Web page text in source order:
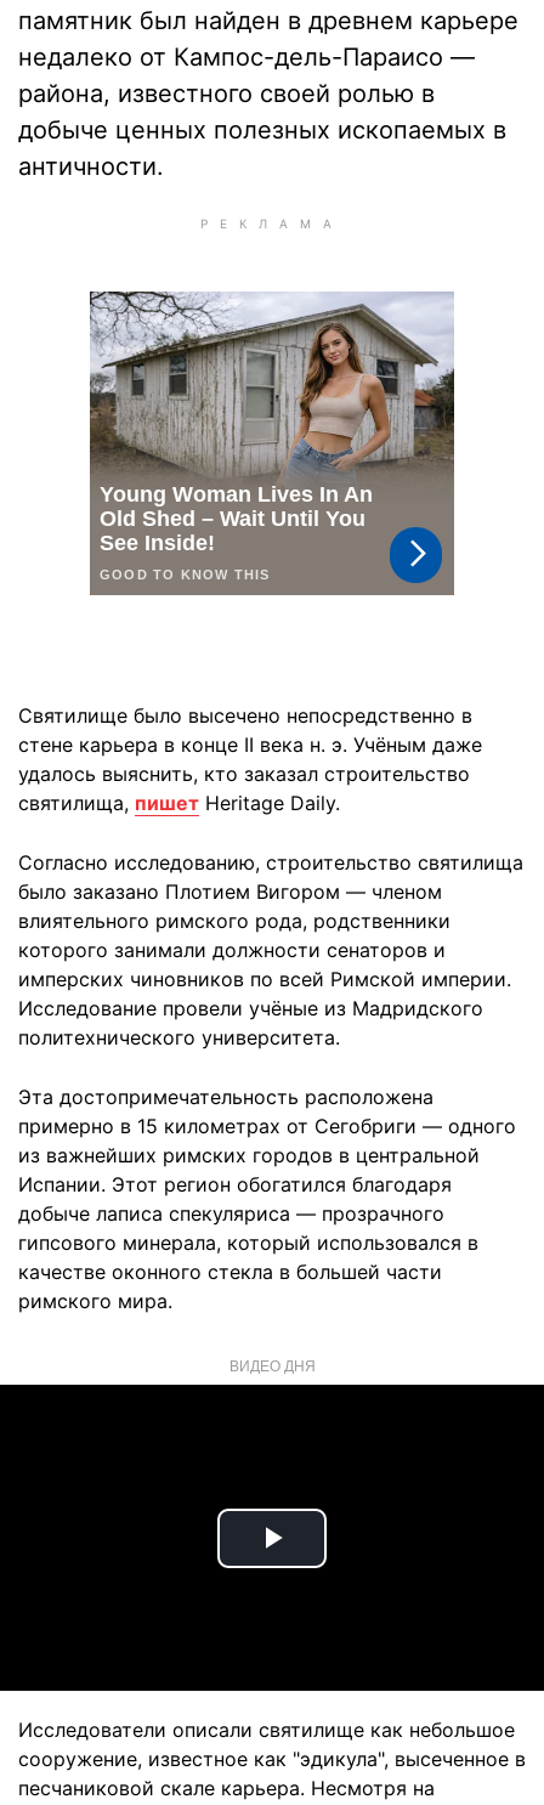
памятник был найден в древнем карьере
недалеко от Кампос-дель-Параисо —
района, известного своей ролью в
добыче ценных полезных ископаемых в
античности.
Святилище было высечено непосредственно в
стене карьера в конце II века н. э. Учёным даже
удалось выяснить, кто заказал строительство
святилища, пишет Heritage Daily.
Согласно исследованию, строительство святилища
было заказано Плотием Вигором — членом
влиятельного римского рода, родственники
которого занимали должности сенаторов и
имперских чиновников по всей Римской империи.
Исследование провели учёные из Мадридского
политехнического университета.
Эта достопримечательность расположена
примерно в 15 километрах от Сегобриги — одного
из важнейших римских городов в центральной
Испании. Этот регион обогатился благодаря
добыче лаписа спекуляриса — прозрачного
гипсового минерала, который использовался в
качестве оконного стекла в большей части
римского мира.
ВИДЕО ДНЯ
Play
Исследователи описали святилище как небольшое
сооружение, известное как "эдикула", высеченное в
песчаниковой скале карьера. Несмотря на